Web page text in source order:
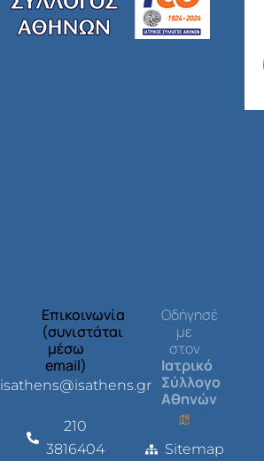
Επικοινωνία
(συνιστάται
μέσω
email)
isathens@isathens.gr
210
3816404
Οδήγησέ
με
στον
Ιατρικό
Σύλλογο
Αθηνών
Sitemap